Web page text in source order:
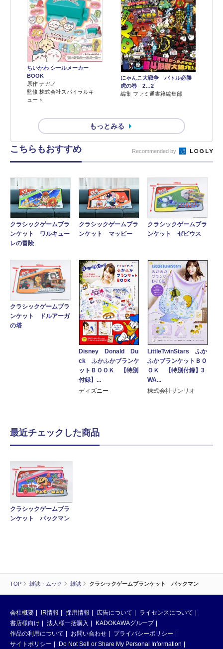
TOP 雑誌・ムック 雑誌 クラシックゲームブランケット パックマン
ちいかわ シールメーカー
BOOK
原作 ナガノ
監修 株式会社スパイラルキ
ュート
にゃんこ大戦争 バトル必勝
虎の巻 2…2
編集 ファミ通書籍編集部
もっとみる
こちらもおすすめ Recommended by
クラシックゲームブラ
ンケット ワルキュー
レの冒険
クラシックゲームブラ
ンケット マッピー
クラシックゲームブラ
ンケット ゼビウス
クラシックゲームブラ
ンケット ドルアーガ
の塔
Disney Donald Du
ck ふかふかブランケ
ットＢＯＯＫ 【特別
付録】...
ディズニー
LittleTwinStars ふか
ふかブランケットＢＯ
ＯＫ 【特別付録】3
WA...
株式会社サンリオ
最近チェックした商品
クラシックゲームブラ
ンケット パックマン
会社概要 IR情報 採用情報 広告について
ライセンスについて
書店様向け
法人様一括購入
KADOKAWAグループ
作品の利用について
お問い合わせ
プライバシーポリシー
サイトポリシー
Do Not Sell or Share My Personal Information